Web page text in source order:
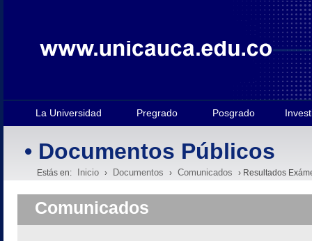
La Universidad Pregrado Posgrado
• Documentos Públicos
Estás en: Inicio › Documentos › Comunicados › Resultados
Comunicados